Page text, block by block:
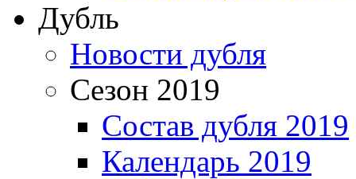
Дубль
Новости дубля
Сезон 2019
Состав дубля 2019
Календарь 2019